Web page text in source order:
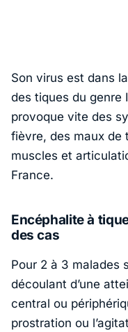
Son virus est dans la
des tiques du genre
provoque vite des
fièvre, des maux de
muscles et
France.
Encéphalite à
des cas
Pour 2 à 3 malades
découlant d’une
central ou
prostration ou